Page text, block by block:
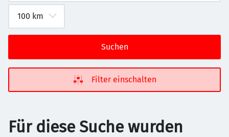
Suchen
Filter einschalten
Für diese Suche wurden